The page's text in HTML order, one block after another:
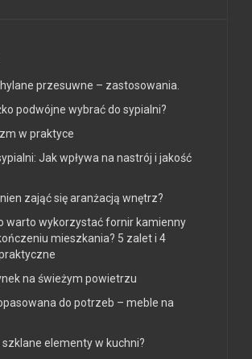
przesuwne – zastosowania.
podwójne wybrać do sypialni?
w praktyce
Jak wpływa na nastrój i jakość
zająć się aranżacją wnętrz?
warto wykorzystać fornir kamienny
mieszkania? 5 zalet i 4
na świeżym powietrzu
do potrzeb – meble na
szklane elementy w kuchni?